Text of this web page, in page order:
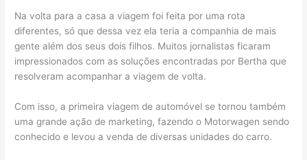
Na volta para a casa a viagem foi feita por uma rota
diferentes, só que dessa vez ela teria a companhia de mais
gente além dos seus dois filhos. Muitos jornalistas ficaram
impressionados com as soluções encontradas por Bertha que
resolveram acompanhar a viagem de volta.
Com isso, a primeira viagem de automóvel se tornou também
uma grande ação de marketing, fazendo o Motorwagen sendo
conhecido e levou a venda de diversas unidades do carro.